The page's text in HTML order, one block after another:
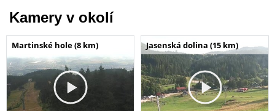
Kamery v okolí
Martinské hole (8 km) Jasenská dolina (15 km)